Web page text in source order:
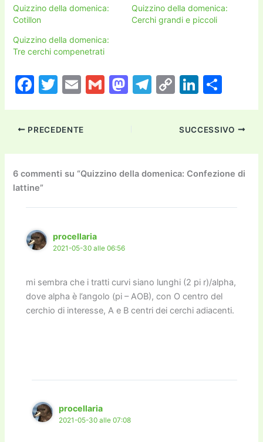
Quizzino della domenica:
Cotillon
Quizzino della domenica:
Cerchi grandi e piccoli
Quizzino della domenica:
Tre cerchi compenetrati
F
c
e
b
o
o
k
T
itt
er
E
ai
l
G
M
d
o
T
a
m
C
p
y
Li
n
Li
k
e
dI
n
n
di
vi
di
PRECEDENTE SUCCESSIVO
6 commenti su “Quizzino della domenica: Confezione di
lattine”
procellaria
2021-05-30 alle 06:56
mi sembra che i tratti curvi siano lunghi (2 pi r)/alpha,
dove alpha è l’angolo (pi – AOB), con O centro del
cerchio di interesse, A e B centri dei cerchi adiacenti.
procellaria
2021-05-30 alle 07:08